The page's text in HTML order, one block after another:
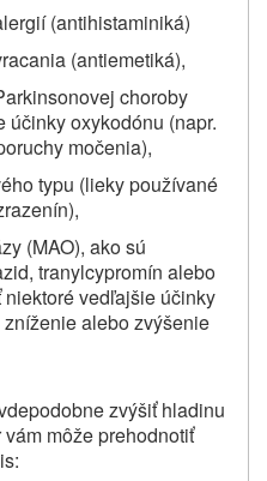
(antihistaminiká)
(antiemetiká),
choroby
oxykodónu (napr.
močenia),
typu (lieky používané
(MAO), ako sú
tranylcypromín alebo
vedľajšie účinky
alebo zvýšenie
zvýšiť hladinu
môže prehodnotiť